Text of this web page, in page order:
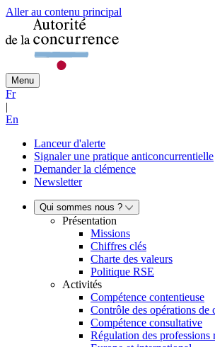
Aller au contenu principal
Menu
Fr
|
En
Lanceur d'alerte
Signaler une pratique anticoncurrentielle
Demander la clémence
Newsletter
Qui sommes nous ?
Présentation
Missions
Chiffres clés
Charte des valeurs
Politique RSE
Activités
Compétence contentieuse
Contrôle des opérations de
Compétence consultative
Régulation des professions